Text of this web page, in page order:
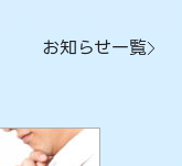
お知らせ一覧